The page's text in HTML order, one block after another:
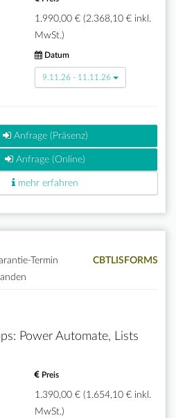
1.990,00 € (2.368,10 € inkl.
MwSt.)
Datum
9.11.26 - 11.11.26
Anfrage (Präsenz)
Anfrage (Online)
mehr erfahren
Termin
CBTLISFORMS
Power Automate, Lists
Preis
1.390,00 € (1.654,10 € inkl.
MwSt.)